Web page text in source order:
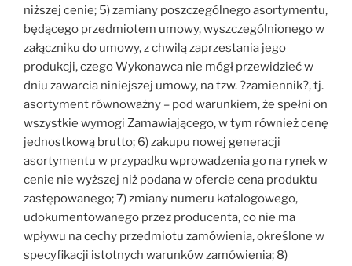
niższej cenie; 5) zamiany poszczególnego asortymentu,
będącego przedmiotem umowy, wyszczególnionego w
załączniku do umowy, z chwilą zaprzestania jego
produkcji, czego Wykonawca nie mógł przewidzieć w
dniu zawarcia niniejszej umowy, na tzw. ?zamiennik?, tj.
asortyment równoważny – pod warunkiem, że spełni on
wszystkie wymogi Zamawiającego, w tym również cenę
jednostkową brutto; 6) zakupu nowej generacji
asortymentu w przypadku wprowadzenia go na rynek w
cenie nie wyższej niż podana w ofercie cena produktu
zastępowanego; 7) zmiany numeru katalogowego,
udokumentowanego przez producenta, co nie ma
wpływu na cechy przedmiotu zamówienia, określone w
specyfikacji istotnych warunków zamówienia; 8)